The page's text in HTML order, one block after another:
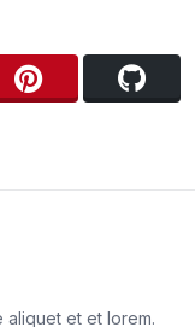
aliquet et et lorem.